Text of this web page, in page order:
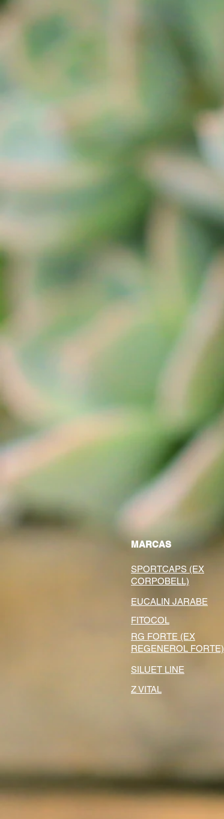
MARCAS
SPORTCAPS (EX
CORPOBELL)
EUCALIN JARABE
FITOCOL
RG FORTE (EX
REGENEROL FORTE)
SILUET LINE
Z VITAL